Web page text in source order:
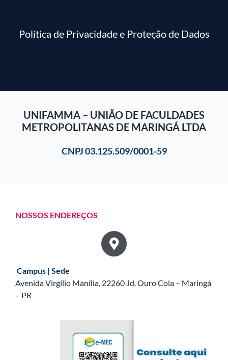
Política de Privacidade e Proteção de Dados
UNIFAMMA – UNIÃO DE FACULDADES
METROPOLITANAS DE MARINGÁ LTDA
CNPJ 03.125.509/0001-59
NOSSOS ENDEREÇOS
Campus | Sede
Avenida Virgílio Manília, 22260 Jd. Ouro Cola – Maringá
– PR